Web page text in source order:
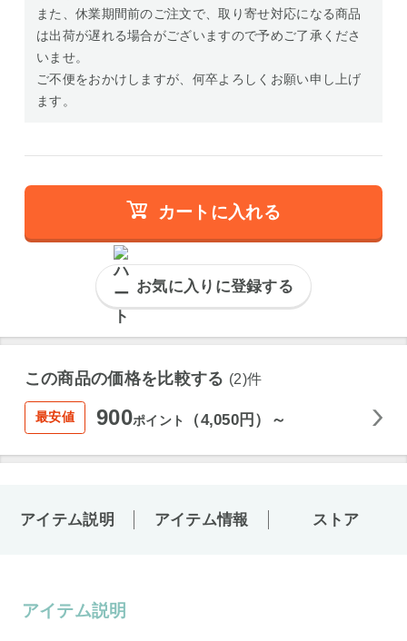
また、休業期間前のご注文で、取り寄せ対応になる商品
は出荷が遅れる場合がございますので予めご了承くださ
いませ。
ご不便をおかけしますが、何卒よろしくお願い申し上げ
ます。
カートに入れる
お気に入りに登録する
この商品の価格を比較する (2)件
最安値 900ポイント （4,050円）～
アイテム説明 アイテム情報 ストア
アイテム説明